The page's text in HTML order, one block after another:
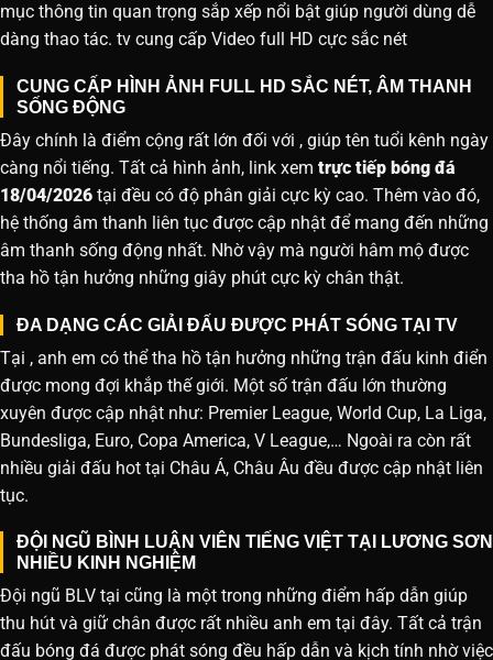
mục thông tin quan trọng sắp xếp nổi bật giúp người dùng dễ
dàng thao tác. tv cung cấp Video full HD cực sắc nét
CUNG CẤP HÌNH ẢNH FULL HD SẮC NÉT, ÂM THANH
SỐNG ĐỘNG
Đây chính là điểm cộng rất lớn đối với , giúp tên tuổi kênh ngày
càng nổi tiếng. Tất cả hình ảnh, link xem trực tiếp bóng đá
18/04/2026 tại đều có độ phân giải cực kỳ cao. Thêm vào đó,
hệ thống âm thanh liên tục được cập nhật để mang đến những
âm thanh sống động nhất. Nhờ vậy mà người hâm mộ được
tha hồ tận hưởng những giây phút cực kỳ chân thật.
ĐA DẠNG CÁC GIẢI ĐẤU ĐƯỢC PHÁT SÓNG TẠI TV
Tại , anh em có thể tha hồ tận hưởng những trận đấu kinh điển
được mong đợi khắp thế giới. Một số trận đấu lớn thường
xuyên được cập nhật như: Premier League, World Cup, La Liga,
Bundesliga, Euro, Copa America, V League,… Ngoài ra còn rất
nhiều giải đấu hot tại Châu Á, Châu Âu đều được cập nhật liên
tục.
ĐỘI NGŨ BÌNH LUẬN VIÊN TIẾNG VIỆT TẠI LƯƠNG SƠN
NHIỀU KINH NGHIỆM
Đội ngũ BLV tại cũng là một trong những điểm hấp dẫn giúp
thu hút và giữ chân được rất nhiều anh em tại đây. Tất cả trận
đấu bóng đá được phát sóng đều hấp dẫn và kịch tính nhờ việc